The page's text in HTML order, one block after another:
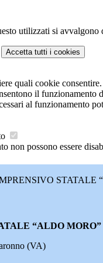
utilizzati si
Accetta tutti i cookies
quali cookie consentire.
il funzionamento
al funzionamento
non possono essere
STATALE
“ALDO MORO”
(VA)